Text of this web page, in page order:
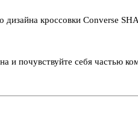
кроссовки Converse
почувствуйте себя частью